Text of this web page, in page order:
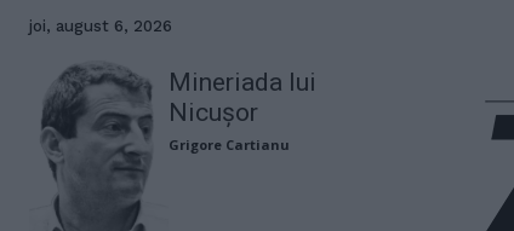
joi, august 6, 2026
Mineriada lui
Nicușor
Grigore Cartianu